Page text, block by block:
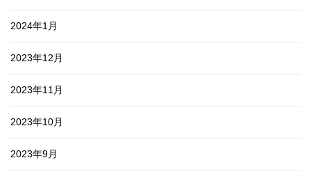
2024年1月
2023年12月
2023年11月
2023年10月
2023年9月